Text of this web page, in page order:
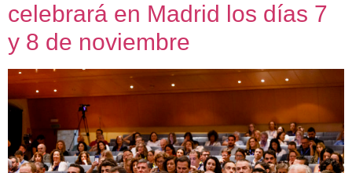
celebrará en Madrid los días 7
y 8 de noviembre